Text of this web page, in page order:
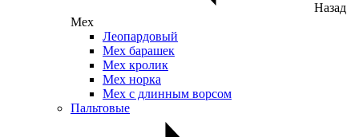
Назад
Мех
Леопардовый
Мех барашек
Мех кролик
Мех норка
Мех с длинным ворсом
Пальтовые